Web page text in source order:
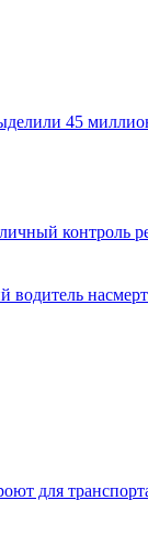
45
контроль
для